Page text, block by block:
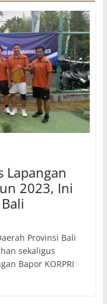
Lapangan
2023, Ini
Provinsi Bali
sekaligus
Bapor KORPRI